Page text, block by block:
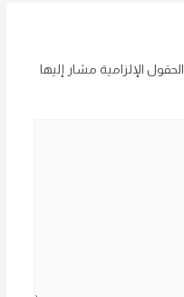
الحقول الإلزامية مشار إليها